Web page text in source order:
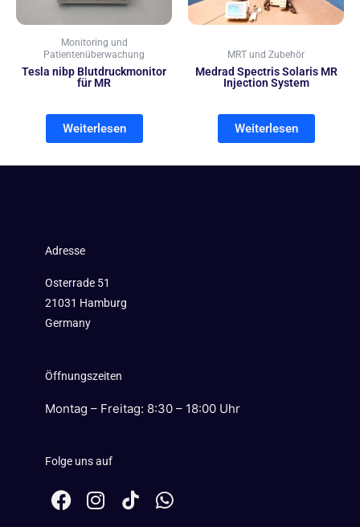
Monitoring und
Patientenüberwachung
Tesla nibp Blutdruckmonitor
für MR
Weiterlesen
MRT und Zubehör
Medrad Spectris Solaris MR
Injection System
Weiterlesen
Adresse
Osterrade 51
21031 Hamburg
Germany
Öffnungszeiten
Montag – Freitag: 8:30 – 18:00 Uhr
Folge uns auf
F
a
I
n
W
h